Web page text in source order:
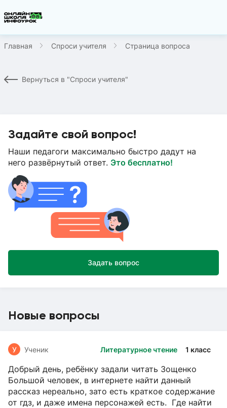
Главная Спроси учителя Страница вопроса
Вернуться в "Спроси учителя"
Задайте свой вопрос!
Наши педагоги максимально быстро дадут на
него развёрнутый ответ. Это бесплатно!
Задать вопрос
Новые вопросы
Литературное чтение 1 класс
У Ученик
Добрый день, ребёнку задали читать Зощенко
Большой человек, в интернете найти данный
рассказ нереально, зато есть краткое содержание
от гдз, и даже имена персонажей есть. Где найти